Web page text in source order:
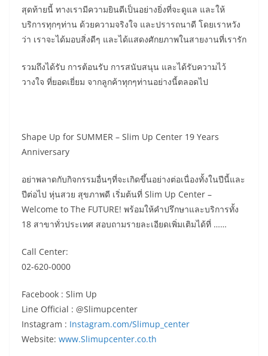
สุดท้ายนี้ ทางเรามีความยินดีเป็นอย่างยิ่งที่จะดูแล และให้
บริการทุกๆท่าน ด้วยความจริงใจ และปรารถนาดี โดยเราหวัง
ว่า เราจะได้มอบสิ่งดีๆ และได้แสดงศักยภาพในสายงานที่เรารัก
รวมถึงได้รับ การต้อนรับ การสนับสนุน และได้รับความไว้
วางใจ ที่ยอดเยี่ยม จากลูกค้าทุกๆท่านอย่างนี้ตลอดไป
Shape Up for SUMMER – Slim Up Center 19 Years
Anniversary
อย่าพลาดกับกิจกรรมอื่นๆที่จะเกิดขึ้นอย่างต่อเนื่องทั้งในปีนี้และ
ปีต่อไป หุ่นสวย สุขภาพดี เริ่มต้นที่ Slim Up Center –
Welcome to The FUTURE! พร้อมให้คำปรึกษาและบริการทั้ง
18 สาขาทั่วประเทศ สอบถามรายละเอียดเพิ่มเติมได้ที่ ……
Call Center:
02-620-0000
Facebook : Slim Up
Line Official : @Slimupcenter
Instagram : Instagram.com/Slimup_center
Website: www.Slimupcenter.co.th